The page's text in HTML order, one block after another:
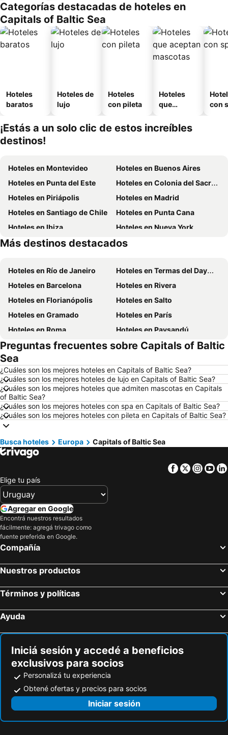
Categorías destacadas de hoteles en
Capitals of Baltic Sea
Hoteles
baratos
Hoteles de
lujo
Hoteles
con pileta
Hoteles
que
mascotas
con
¡Estás a un solo clic de estos increíbles
destinos!
Hoteles en Montevideo
Hoteles en Buenos Aires
Hoteles en Punta del Este
Hoteles en Colonia del Sacramento
Hoteles en Piriápolis
Hoteles en Madrid
Hoteles en Santiago de Chile
Hoteles en Punta Cana
Hoteles en Ibiza
Hoteles en Nueva York
Hoteles en Uruguay
Hoteles en Argentina
Más destinos destacados
Hoteles en Río de Janeiro
Hoteles en Termas del Dayman
Hoteles en Barcelona
Hoteles en Rivera
Hoteles en Florianópolis
Hoteles en Salto
Hoteles en Gramado
Hoteles en París
Hoteles en Roma
Hoteles en Paysandú
Hoteles en San Carlos de Bariloche
Hoteles en Chuy
Hoteles en Maceió
Hoteles en Ámsterdam
Hoteles en Foz de Iguazú
Hoteles en Maragogi
Hoteles en Punta del Diablo
Hoteles en Isla de Miconos
Hoteles en Aruba
Hoteles en Brasil
Hoteles en Maldonado
Hoteles en Rocha
Hoteles en España
Hoteles en Asunción
Hoteles en Salto
Hoteles en Bahamas
Hoteles en Colombia
Hoteles en Lanzarote
Hoteles en Curazao
Preguntas frecuentes sobre Capitals of Baltic
Sea
¿Cuáles son los mejores hoteles en Capitals of Baltic Sea?
¿Cuáles son los mejores hoteles de lujo en Capitals of Baltic Sea?
¿Cuáles son los mejores hoteles que admiten mascotas en Capitals
of Baltic Sea?
¿Cuáles son los mejores hoteles con spa en Capitals of Baltic Sea?
¿Cuáles son los mejores hoteles con pileta en Capitals of Baltic Sea?
Busca hoteles Europa Capitals of Baltic Sea
Facebook
Twitter
Elige tu país
Agregar en Google
Encontrá nuestros resultados
fácilmente: agregá trivago como
fuente preferida en Google.
Compañía
Nuestros productos
Términos y políticas
Ayuda
Iniciá sesión y accedé a beneficios
exclusivos para socios
Personalizá tu experiencia
Obtené ofertas y precios para socios
Iniciar sesión